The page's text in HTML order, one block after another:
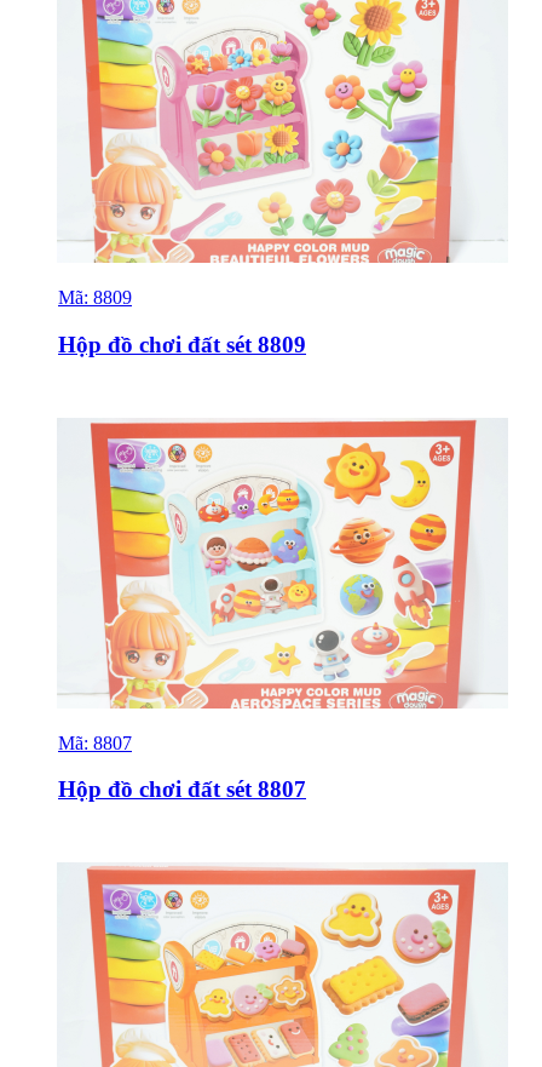
Sỉ & Lẻ
Mã: 8809
Hộp đồ chơi đất sét 8809
Sỉ & Lẻ
Mã: 8807
Hộp đồ chơi đất sét 8807